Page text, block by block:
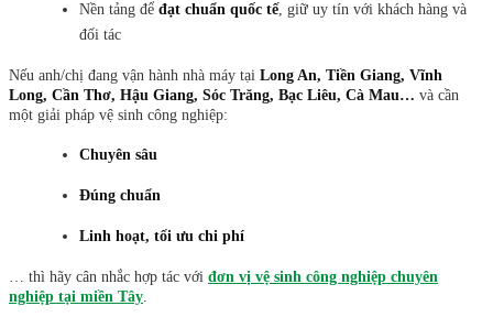
Nền tảng để đạt chuẩn quốc tế, giữ uy tín với khách hàng và
đối tác
Nếu anh/chị đang vận hành nhà máy tại Long An, Tiền Giang, Vĩnh
Long, Cần Thơ, Hậu Giang, Sóc Trăng, Bạc Liêu, Cà Mau… và cần
một giải pháp vệ sinh công nghiệp:
Chuyên sâu
Đúng chuẩn
Linh hoạt, tối ưu chi phí
… thì hãy cân nhắc hợp tác với đơn vị vệ sinh công nghiệp chuyên
nghiệp tại miền Tây.